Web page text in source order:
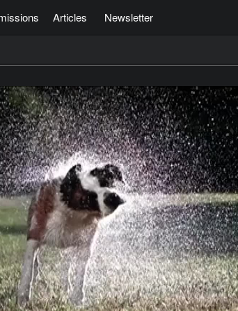
Articles Newsletter